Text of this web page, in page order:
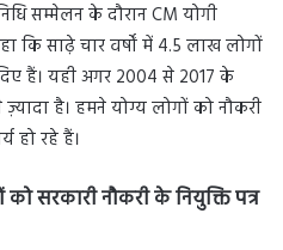
सम्मेलन के दौरान CM योगी
कि साढ़े चार वर्षों में 4.5 लाख लोगों
हैं। यही अगर 2004 से 2017 के
है। हमने योग्य लोगों को नौकरी
हो रहे हैं।
सरकारी नौकरी के नियुक्ति पत्र